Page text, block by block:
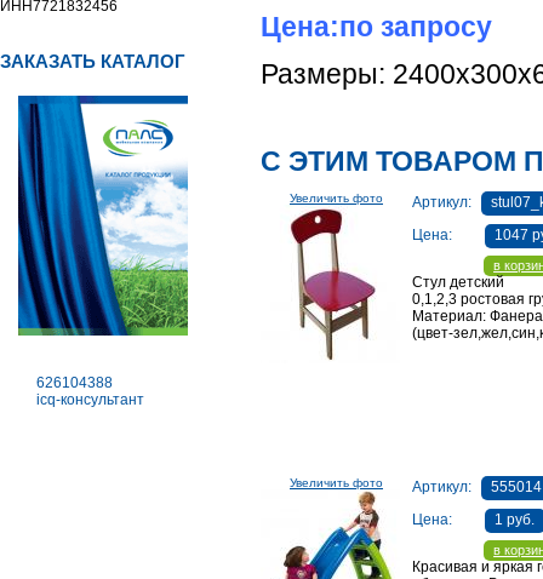
ИНН7721832456
ЗАКАЗАТЬ КАТАЛОГ
626104388
icq-консультант
Цена:по запросу
Размеры:
С ЭТИМ ТОВАРОМ
Увеличить фото Артикул:
Цена:
1047
в
Стул детский
0,1,2,3 ростовая
Материал:
(цвет-
Увеличить фото Артикул:
555014
Цена:
1 руб.
в
Красивая и яркая